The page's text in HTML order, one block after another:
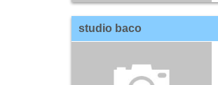
studio baco